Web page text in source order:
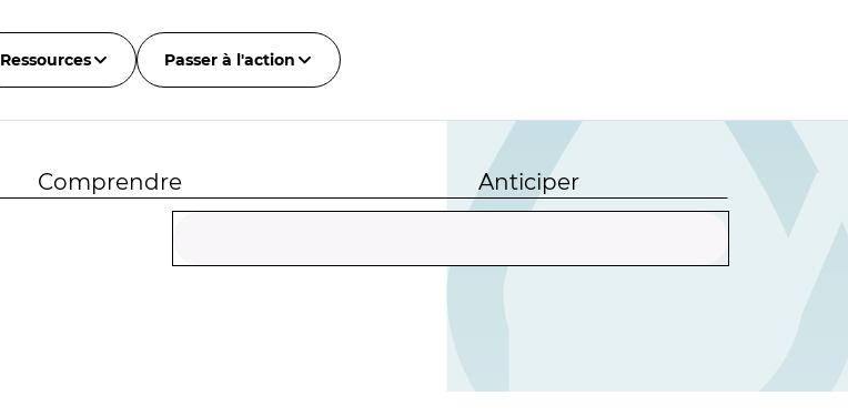
Ressources Passer à l'action
Comprendre Anticiper